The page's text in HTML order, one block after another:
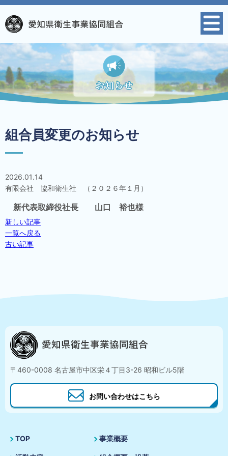
組合員変更のお知らせ
2026.01.14
有限会社 協和衛生社 （２０２６年１月）
新代表取締役社長 山口 裕也様
新しい記事
一覧へ戻る
古い記事
〒460-0008 名古屋市中区栄４丁目3-26 昭和ビル5階
お問い合わせはこちら
TOP 事業概要